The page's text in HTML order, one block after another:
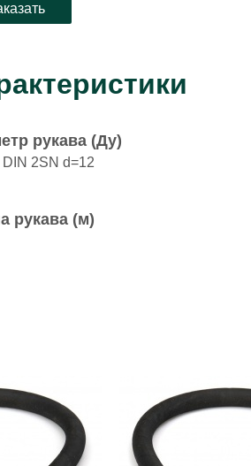
рукава (Ду)
DIN 2SN d=12
рукава (м)